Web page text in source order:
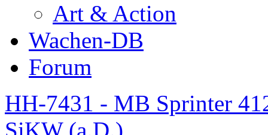
Art & Action
Wachen-DB
Forum
HH-7431 - MB Sprinter